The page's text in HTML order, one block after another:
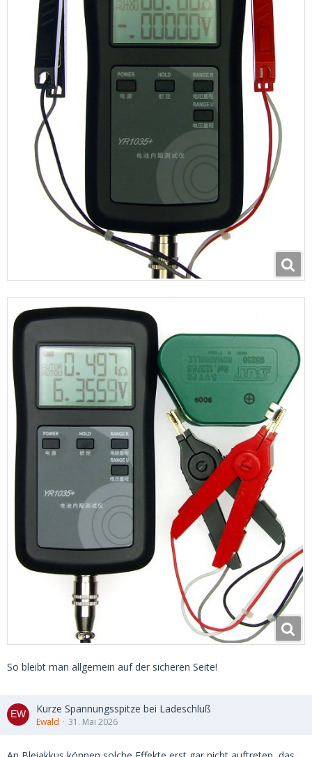
So bleibt man allgemein auf der sicheren Seite!
Kurze Spannungsspitze bei Ladeschluß
Ewald 31. Mai 2026